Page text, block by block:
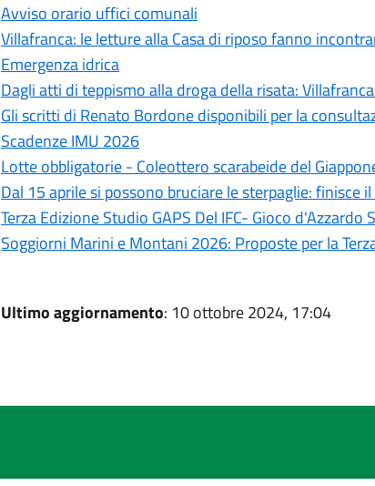
Avviso orario uffici comunali
Villafranca: le letture alla Casa di riposo fanno
Emergenza idrica
Dagli atti di teppismo alla droga della risata:
Gli scritti di Renato Bordone disponibili per la
Scadenze IMU 2026
Lotte obbligatorie - Coleottero scarabeide del
Dal 15 aprile si possono bruciare le sterpaglie: finisce
Terza Edizione Studio GAPS Del IFC- Gioco d'Azzardo
Soggiorni Marini e Montani 2026: Proposte per la
Ultimo aggiornamento: 10 ottobre 2024, 17:04